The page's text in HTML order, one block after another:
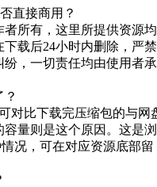
直接商用？
所有，这里所提供资源均
载后24小时内删除，严禁
，一切责任均由使用者承
对比下载完压缩包的与网
容量则是这个原因。这是浏
况，可在对应资源底部留